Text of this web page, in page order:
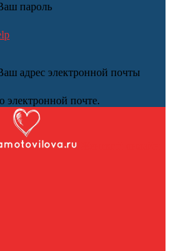
пароль
адрес электронной почты
электронной почте.